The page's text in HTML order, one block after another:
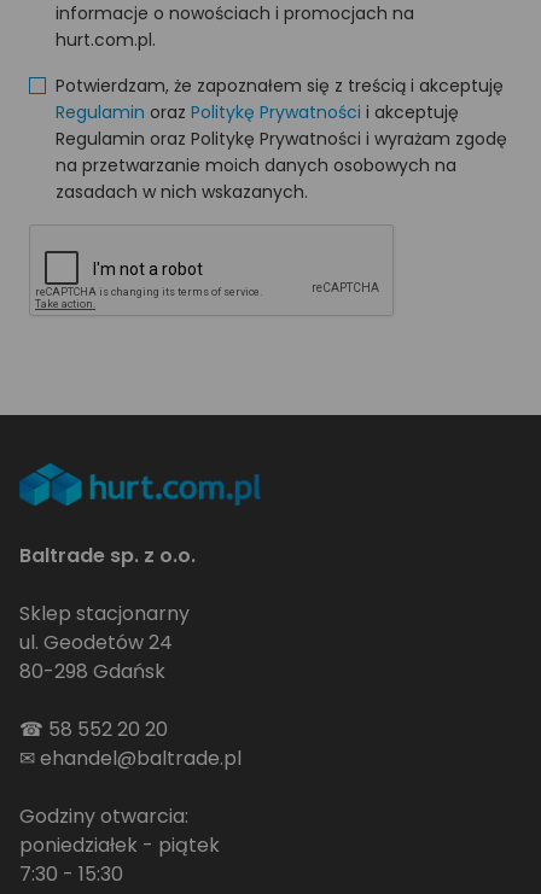
informacje o nowościach i promocjach na
hurt.com.pl.
Potwierdzam, że zapoznałem się z treścią i akceptuję
Regulamin oraz Politykę Prywatności i akceptuję
Regulamin oraz Politykę Prywatności i wyrażam zgodę
na przetwarzanie moich danych osobowych na
zasadach w nich wskazanych.
Baltrade sp. z o.o.
Sklep stacjonarny
ul. Geodetów 24
80-298 Gdańsk
☎ 58 552 20 20
✉ehandel@baltrade.pl
Godziny otwarcia:
poniedziałek - piątek
7:30 - 15:30